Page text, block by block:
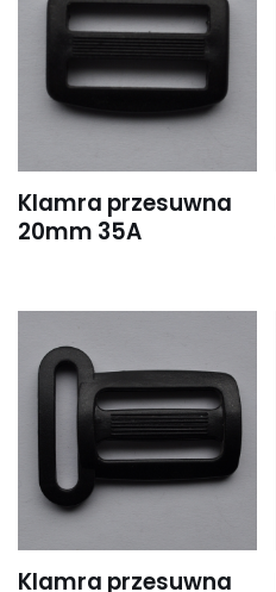
Klamra przesuwna
20mm 35A
Klamra przesuwna